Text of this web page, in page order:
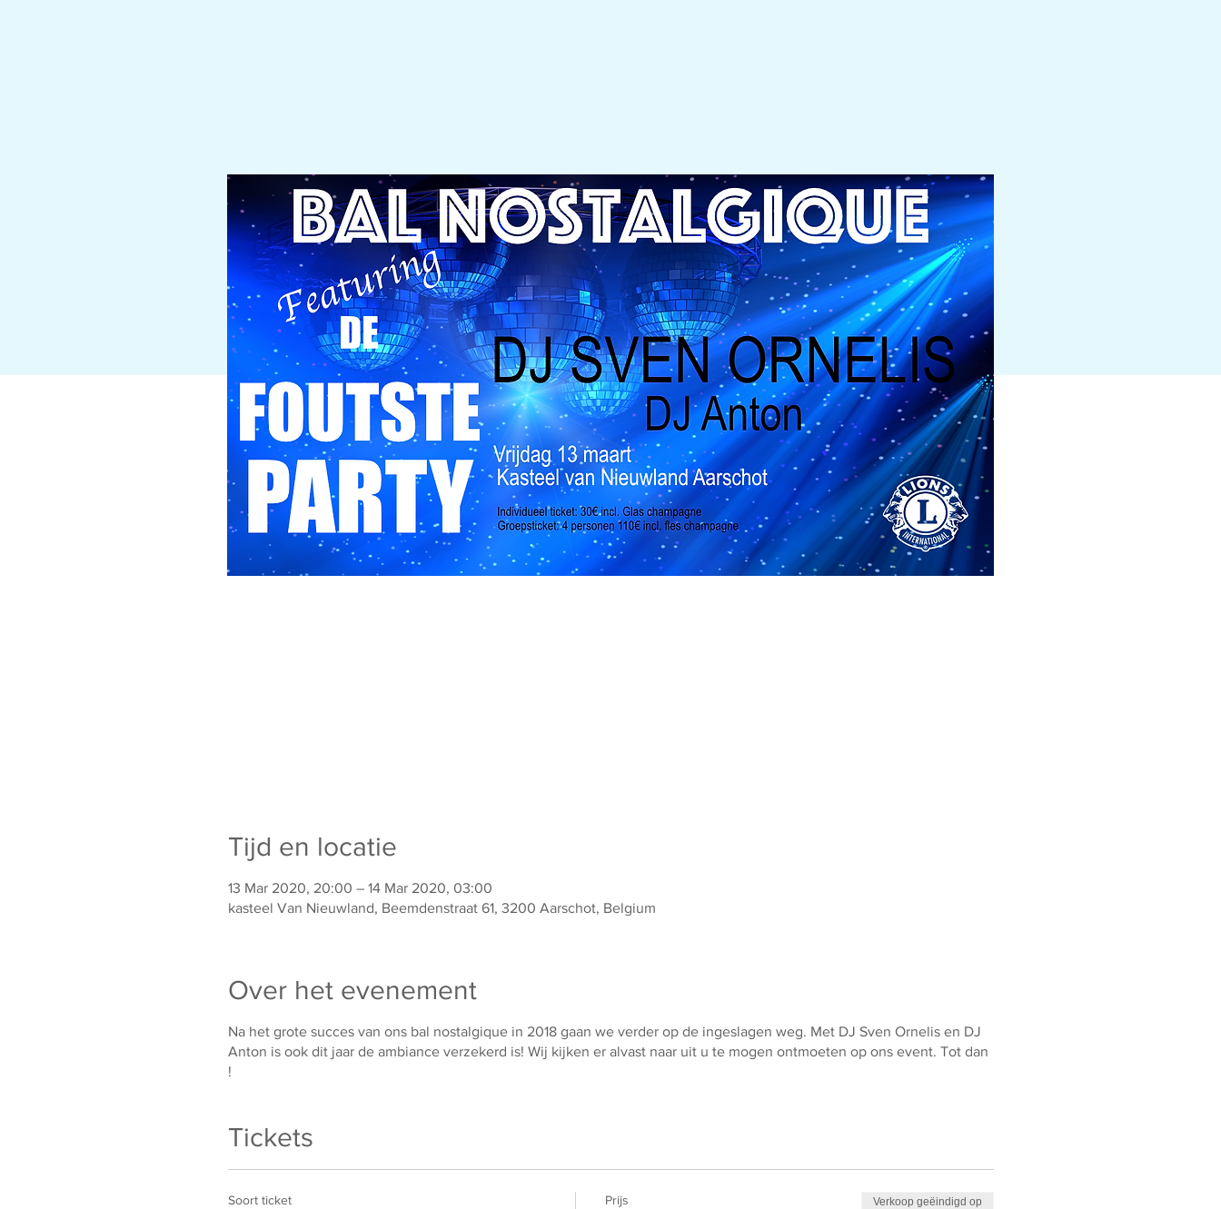
Tijd en locatie
13 Mar 2020, 20:00 – 14 Mar 2020, 03:00
kasteel Van Nieuwland, Beemdenstraat 61, 3200 Aarschot, Belgium
Over het evenement
Na het grote succes van ons bal nostalgique in 2018 gaan we verder op de ingeslagen weg. Met DJ Sven Ornelis en DJ
Anton is ook dit jaar de ambiance verzekerd is! Wij kijken er alvast naar uit u te mogen ontmoeten op ons event. Tot dan
!
Tickets
Soort ticket Prijs Verkoop geëindigd op